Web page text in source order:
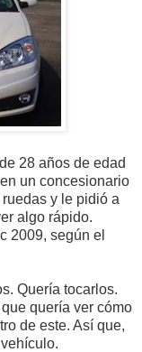
28 años de edad
un concesionario
y le pidió a
algo rápido.
2009, según el
Quería tocarlos.
quería ver cómo
de este. Así que,